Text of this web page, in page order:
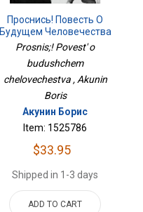
Проснись! Повесть О
Будущем Человечества
Prosnis;! Povest' o
budushchem
chelovechestva , Akunin
Boris
Акунин Борис
Item: 1525786
$33.95
Shipped in 1-3 days
ADD TO CART